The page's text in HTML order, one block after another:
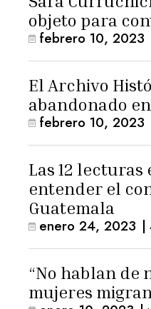
objeto para
febrero 10, 2023
El Archivo
abandonado
febrero 10, 2023
Las 12 lecturas
entender el
Guatemala
enero 24, 2023 |
“No hablan de
mujeres